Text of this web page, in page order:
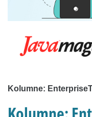
Kolumne: